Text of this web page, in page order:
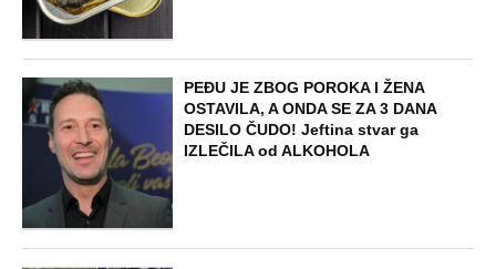
PEĐU JE ZBOG POROKA I ŽENA
OSTAVILA, A ONDA SE ZA 3 DANA
DESILO ČUDO! Jeftina stvar ga
IZLEČILA od ALKOHOLA